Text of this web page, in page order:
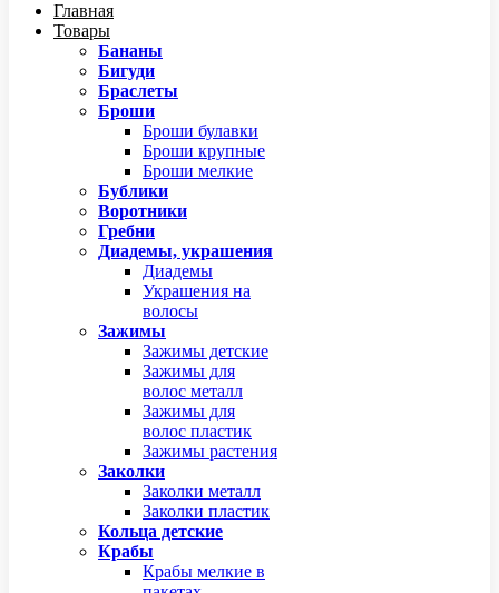
Главная
Товары
Бананы
Бигуди
Браслеты
Броши
Броши булавки
Броши крупные
Броши мелкие
Бублики
Воротники
Гребни
Диадемы, украшения
Диадемы
Украшения на
волосы
Зажимы
Зажимы детские
Зажимы для
волос металл
Зажимы для
волос пластик
Зажимы растения
Заколки
Заколки металл
Заколки пластик
Кольца детские
Крабы
Крабы мелкие в